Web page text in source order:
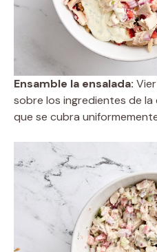
Ensamble la ensalada:
sobre los ingredientes de
que se cubra